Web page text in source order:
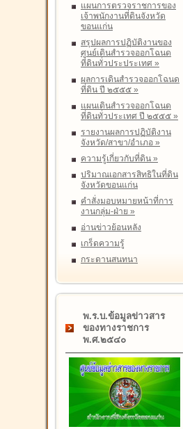
แผนการตรวจราชการของ
เจ้าพนักงานที่ดินจังหวัด
ขอนแก่น
สรุปผลการปฏิบัติงานของ
ศูนย์เดินสำรวจออกโฉนด
ที่ดินทั่วประประเทศ »
ผลการเดินสำรวจออกโฉนด
ที่ดิน ปี ๒๕๕๕ »
แผนเดินสำรวจออกโฉนด
ที่ดินทั่วประเทศ ปี ๒๕๕๕ »
รายงานผลการปฏิบัติงาน
จังหวัด/สาขา/อำเภอ »
ความรู้เกี่ยวกับที่ดิน »
ปริมาณเอกสารสิทธิในที่ดิน
จังหวัดขอนแก่น
คำสั่งมอบหมายหน้าที่การ
งานกลุ่ม-ฝ่าย »
อ่านข่าวย้อนหลัง
เกร็ดความรู้
กระดานสนทนา
พ.ร.บ.ข้อมูลข่าวสาร
ของทางราชการ
พ.ศ.๒๕๔๐